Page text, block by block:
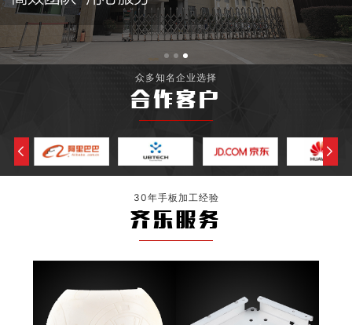
众多知名企业选择
合作客户
30年手板加工经验
齐乐服务